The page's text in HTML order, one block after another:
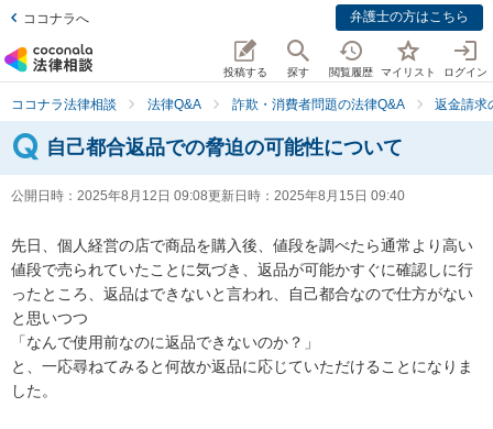
ココナラへ 弁護士の方はこちら
投稿する 探す 閲覧履歴 マイリスト ログイン
ココナラ法律相談 法律Q&A 詐欺・消費者問題の法律Q&A 返金請求
自己都合返品での脅迫の可能性について
公開日時： 2025年8月12日 09:08更新日時： 2025年8月15日 09:40
先日、個人経営の店で商品を購入後、値段を調べたら通常より高い
値段で売られていたことに気づき、返品が可能かすぐに確認しに行
ったところ、返品はできないと言われ、自己都合なので仕方がない
と思いつつ
「なんで使用前なのに返品できないのか？」
と、一応尋ねてみると何故か返品に応じていただけることになりま
した。